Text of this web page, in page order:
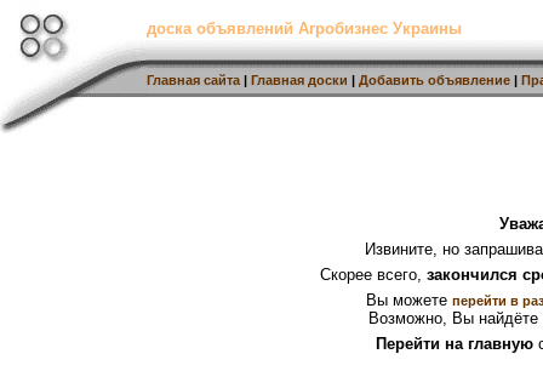
доска объявлений Агробизнес Украины
Главная сайта | Главная доски | Добавить объявление |
Извините, но
Скорее всего, закончился
Вы можете перейти в
Возможно, Вы найдёте
Перейти на главную